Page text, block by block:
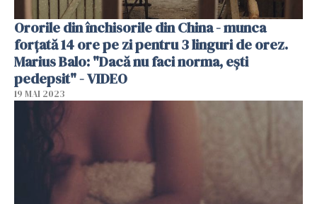
Ororile din închisorile din China - munca
forțată 14 ore pe zi pentru 3 linguri de orez.
Marius Balo: "Dacă nu faci norma, ești
pedepsit" - VIDEO
19 MAI 2023